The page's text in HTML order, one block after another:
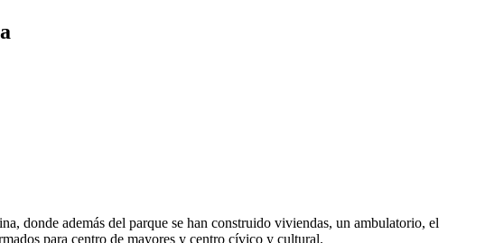
donde además del parque se han construido viviendas, un ambulatorio, el
para centro de mayores y centro cívico y cultural.